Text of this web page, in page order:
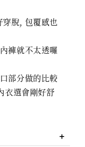
脫, 包覆感也
褲就不太透囉
部分做的比較
衣選會剛好舒